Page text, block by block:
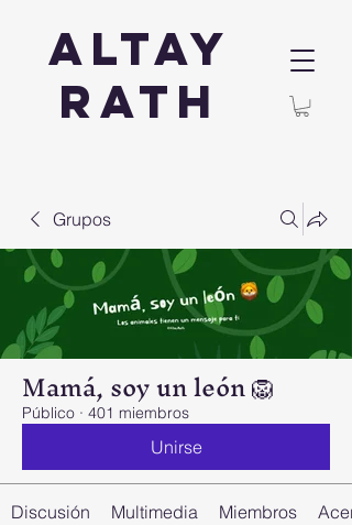
Altay
Rath
Grupos
Mamá, soy un león 🦁
Público · 401 miembros
Unirse
Discusión Multimedia Miembros